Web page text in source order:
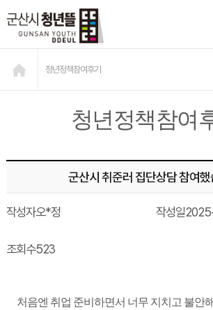
청년정책참여후기
청년정책참여
군산시 취준러 집단상담 참여
작성자오*정 작성일
조회수523
처음엔 취업 준비하면서 너무 지치고 불안